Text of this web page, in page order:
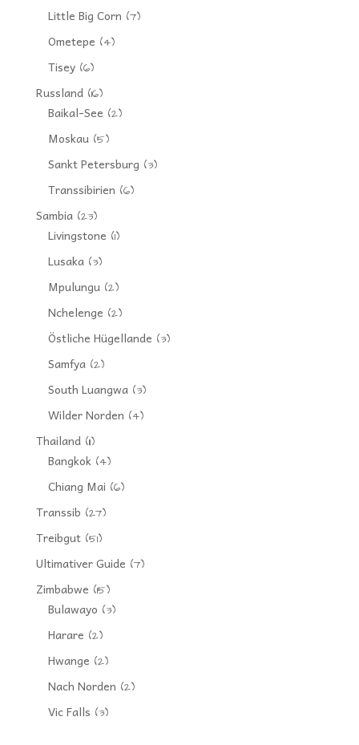
Little Big Corn (7)
Ometepe (4)
Tisey(6)
Russland(16)
Baikal-See (2)
Moskau(5)
Sankt Petersburg (3)
Transsibirien (6)
Sambia(23)
Livingstone (1)
Lusaka(3)
Mpulungu(2)
Nchelenge (2)
Östliche Hügellande (3)
Samfya(2)
South Luangwa(3)
Wilder Norden (4)
Thailand(11)
Bangkok(4)
Chiang Mai (6)
Transsib (27)
Treibgut(51)
Ultimativer Guide (7)
Zimbabwe (15)
Bulawayo (3)
Harare (2)
Hwange (2)
Nach Norden (2)
Vic Falls (3)